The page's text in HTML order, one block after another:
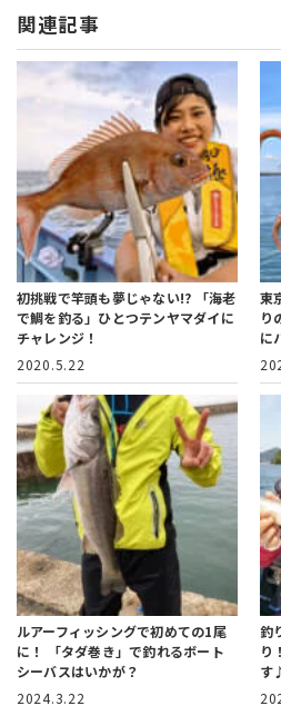
関連記事
初挑戦で竿頭も夢じゃない!?
「海老
で鯛を釣る」ひとつテンヤマダイに
チャレンジ！
2020.5.22
東
り
に
ルアーフィッシングで初めての1尾
に！
「タダ巻き」で釣れるボート
シーバスはいかが？
2024.3.22
釣
り！
す